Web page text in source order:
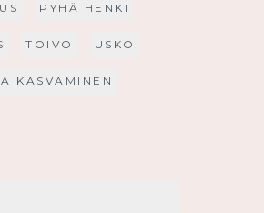
PYHÄ HENKI
TOIVO USKO
KASVAMINEN